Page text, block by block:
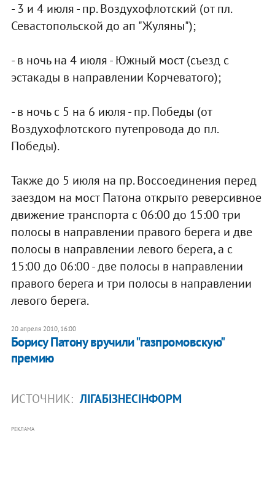
- 3 и 4 июля - пр. Воздухофлотский (от пл.
Севастопольской до ап "Жуляны");
- в ночь на 4 июля - Южный мост (съезд с
эстакады в направлении Корчеватого);
- в ночь с 5 на 6 июля - пр. Победы (от
Воздухофлотского путепровода до пл.
Победы).
Также до 5 июля на пр. Воссоединения перед
заездом на мост Патона открыто реверсивное
движение транспорта с 06:00 до 15:00 три
полосы в направлении правого берега и две
полосы в направлении левого берега, а с
15:00 до 06:00 - две полосы в направлении
правого берега и три полосы в направлении
левого берега.
20 апреля 2010, 16:00
Борису Патону вручили "газпромовскую"
премию
ИСТОЧНИК: ЛІГАБІЗНЕСІНФОРМ
РЕКЛАМА